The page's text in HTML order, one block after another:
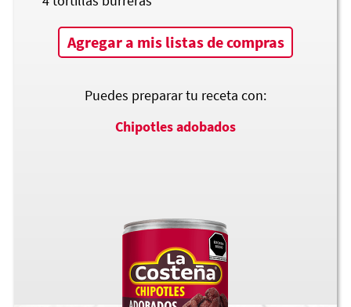
Agregar a mis listas de compras
Puedes preparar tu receta con:
Chipotles adobados